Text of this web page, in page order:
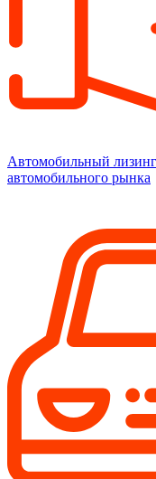
Автомобильный лизинг
автомобильного рынка